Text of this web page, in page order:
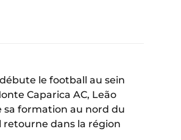
débute le football au sein
Caparica AC, Leão
sa formation au nord du
retourne dans la région